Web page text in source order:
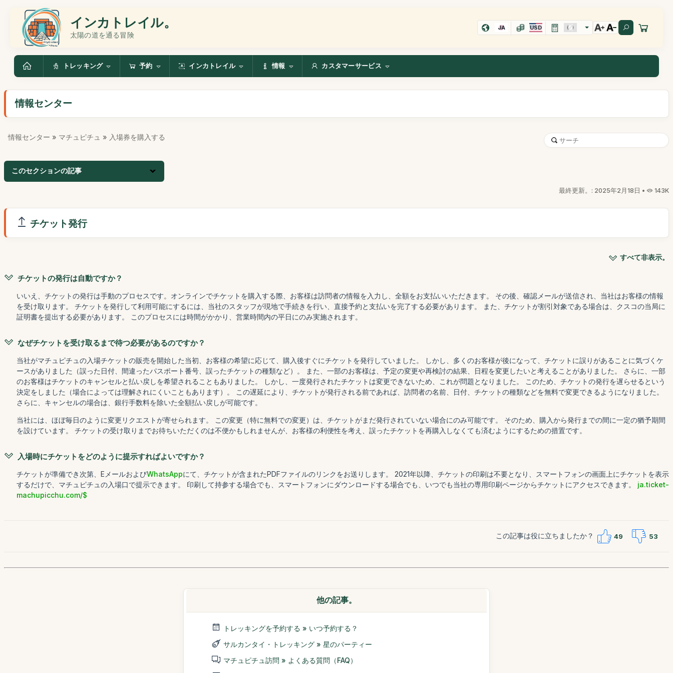
インカトレイル。
太陽の道を通る冒険
JA USD
トレッキング 予約 インカトレイル 情報 カスタマーサービス
情報センター
情報センター » マチュピチュ » 入場券を購入する
このセクションの記事
最終更新。: 2025年2月18日 • 143K
チケット発行
すべて非表示。
チケットの発行は自動ですか？
いいえ、チケットの発行は手動のプロセスです。オンラインでチケットを購入する際、お客様は訪問者の情報を入力し、全額をお支払いいただきます。 その後、確認メールが送信され、当社はお客様の情報
を受け取ります。 チケットを発行して利用可能にするには、当社のスタッフが現地で手続きを行い、直接予約と支払いを完了する必要があります。 また、チケットが割引対象である場合は、クスコの当局に
証明書を提出する必要があります。 このプロセスには時間がかかり、営業時間内の平日にのみ実施されます。
なぜチケットを受け取るまで待つ必要があるのですか？
当社がマチュピチュの入場チケットの販売を開始した当初、お客様の希望に応じて、購入後すぐにチケットを発行していました。 しかし、多くのお客様が後になって、チケットに誤りがあることに気づくケ
ースがありました（誤った日付、間違ったパスポート番号、誤ったチケットの種類など）。 また、一部のお客様は、予定の変更や再検討の結果、日程を変更したいと考えることがありました。 さらに、一部
のお客様はチケットのキャンセルと払い戻しを希望されることもありました。 しかし、一度発行されたチケットは変更できないため、これが問題となりました。 このため、チケットの発行を遅らせるという
決定をしました（場合によっては理解されにくいこともあります）。 この遅延により、チケットが発行される前であれば、訪問者の名前、日付、チケットの種類などを無料で変更できるようになりました。
さらに、キャンセルの場合は、銀行手数料を除いた全額払い戻しが可能です。
当社には、ほぼ毎日のように変更リクエストが寄せられます。 この変更（特に無料での変更）は、チケットがまだ発行されていない場合にのみ可能です。 そのため、購入から発行までの間に一定の猶予期間
を設けています。 チケットの受け取りまでお待ちいただくのは不便かもしれませんが、お客様の利便性を考え、誤ったチケットを再購入しなくても済むようにするための措置です。
入場時にチケットをどのように提示すればよいですか？
チケットが準備でき次第、EメールおよびWhatsAppにて、チケットが含まれたPDFファイルのリンクをお送りします。 2021年以降、チケットの印刷は不要となり、スマートフォンの画面上にチケットを表示
するだけで、マチュピチュの入場口で提示できます。 印刷して持参する場合でも、スマートフォンにダウンロードする場合でも、いつでも当社の専用印刷ページからチケットにアクセスできます。 ja.ticket-
machupicchu.com/$
この記事は役に立ちましたか？ 49 53
他の記事。
トレッキングを予約する » いつ予約する？
サルカンタイ・トレッキング » 星のパーティー
マチュピチュ訪問 » よくある質問（FAQ）